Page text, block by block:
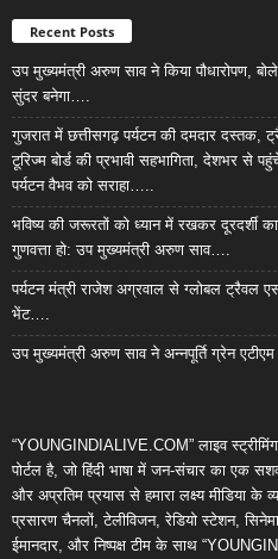
Recent Posts
उप मुख्यमंत्री अरुण साव ने किया पौधारोपण,
सुंदर बनेगा….
गुजरात में छत्तीसगढ़ पर्यटन की दमदार दस्तक,
टूरिज्म बोर्ड की प्रभावी सहभागिता, देशभर से
पर्यटन वैभव को सराहा…..
भविष्य की जरूरतों को ध्यान में रखकर दूरदर्शी
गुणवत्ता हो: उप मुख्यमंत्री अरुण साव….
पर्यटन मंत्री राजेश अग्रवाल से ग्लोबल ट्रैवल
भेंट….
उप मुख्यमंत्री अरुण साव ने अन्नपूर्ति ग्रेन
“YOUNGINDIALIVE.COM” लाइव
पोर्टल है, जो हिंदी भाषा में जन-संचार का एक
और अप्रतिम प्रयास से हमारा लक्ष्य मीडिया के
प्रसारण चैनलों, टेलीविजन, रेडियो स्टेशन,
ईमानदार, और निष्पक्ष टीम के साथ